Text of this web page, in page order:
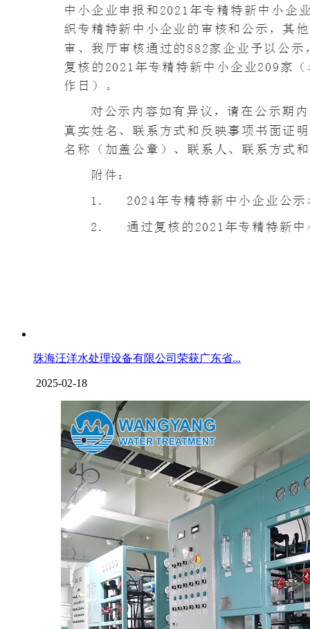
珠海汪洋水处理设备有限公司荣获广东省...
2025-02-18